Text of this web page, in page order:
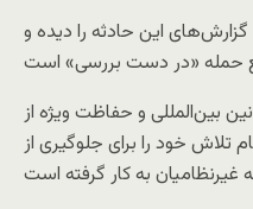
این حادثه را دیده و
بین‌المللی و حفاظت‌ ویژه از
تلاش خود را برای جلوگیری از